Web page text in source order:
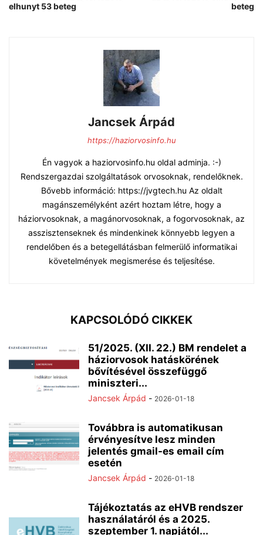
elhunyt 53 beteg
beteg
Jancsek Árpád
https://haziorvosinfo.hu
Én vagyok a haziorvosinfo.hu oldal adminja. :-)
Rendszergazdai szolgáltatások orvosoknak, rendelőknek.
Bővebb információ: https://jvgtech.hu Az oldalt
magánszemélyként azért hoztam létre, hogy a
háziorvosoknak, a magánorvosoknak, a fogorvosoknak, az
asszisztenseknek és mindenkinek könnyebb legyen a
rendelőben és a betegellátásban felmerülő informatikai
követelmények megismerése és teljesítése.
KAPCSOLÓDÓ CIKKEK
51/2025. (XII. 22.) BM rendelet a
háziorvosok hatáskörének
bővítésével összefüggő
miniszteri...
Jancsek Árpád - 2026-01-18
Továbbra is automatikusan
érvényesítve lesz minden
jelentés gmail-es email cím
esetén
Jancsek Árpád - 2026-01-18
Tájékoztatás az eHVB rendszer
használatáról és a 2025.
szeptember 1. napjától...